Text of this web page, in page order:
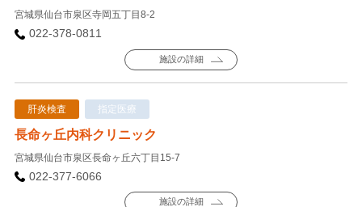
宮城県仙台市泉区寺岡五丁目8-2
022-378-0811
施設の詳細
肝炎検査 指定医療
長命ヶ丘内科クリニック
宮城県仙台市泉区長命ヶ丘六丁目15-7
022-377-6066
施設の詳細